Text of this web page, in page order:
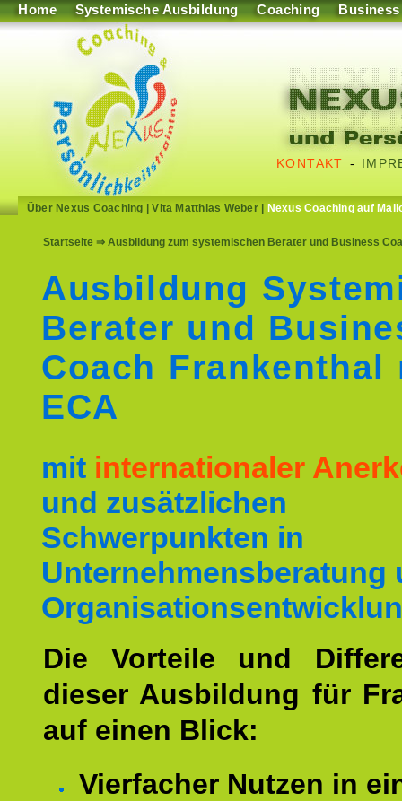
Home Systemische Ausbildung Coaching Business
KONTAKT -
Über Nexus Coaching |Vita Matthias Weber| Nexus Coaching auf
Startseite ⇒ Ausbildung zum systemischen Berater und Business
Ausbildung
Berater und
Coach Frankenthal
ECA
mit internationaler
und zusätzlichen
Schwerpunkten in
Unternehmensberatung
Die Vorteile und
dieser Ausbildung für
auf einen Blick:
Vierfacher Nutzen in